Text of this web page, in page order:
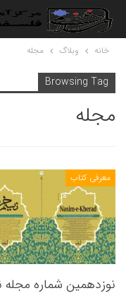
خانه وبلاگ مجله
Browsing Tag
مجله
معرفی کتاب
نوزدهمین شماره